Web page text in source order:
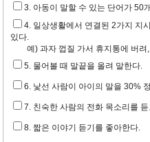
3. 아동이 말할 수 있는 단어가 50
4. 일상생활에서 연결된 2가지 지
있다.
예) 과자 껍질 가서 휴지통에 버려,
5. 물어볼 때 말끝을 올려 말한다.
6. 낯선 사람이 아이의 말을 30%
7. 친숙한 사람의 전화 목소리를
8. 짧은 이야기 듣기를 좋아한다.